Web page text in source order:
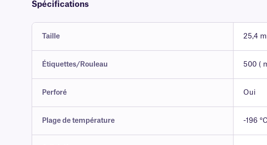
Spécifications
Taille 25,4
Étiquettes/Rouleau 500 (
Perforé Oui
Plage de température -196